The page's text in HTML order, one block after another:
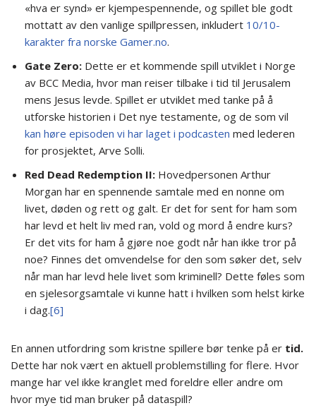
«hva er synd» er kjempespennende, og spillet ble godt
mottatt av den vanlige spillpressen, inkludert 10/10-
karakter fra norske Gamer.no.
Gate Zero: Dette er et kommende spill utviklet i Norge
av BCC Media, hvor man reiser tilbake i tid til Jerusalem
mens Jesus levde. Spillet er utviklet med tanke på å
utforske historien i Det nye testamente, og de som vil
kan høre episoden vi har laget i podcasten med lederen
for prosjektet, Arve Solli.
Red Dead Redemption II: Hovedpersonen Arthur
Morgan har en spennende samtale med en nonne om
livet, døden og rett og galt. Er det for sent for ham som
har levd et helt liv med ran, vold og mord å endre kurs?
Er det vits for ham å gjøre noe godt når han ikke tror på
noe? Finnes det omvendelse for den som søker det, selv
når man har levd hele livet som kriminell? Dette føles som
en sjelesorgsamtale vi kunne hatt i hvilken som helst kirke
i dag.[6]
En annen utfordring som kristne spillere bør tenke på er tid.
Dette har nok vært en aktuell problemstilling for flere. Hvor
mange har vel ikke kranglet med foreldre eller andre om
hvor mye tid man bruker på dataspill?